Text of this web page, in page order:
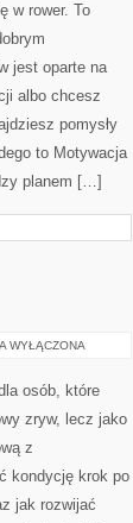
w rower. To
jest oparte na
albo chcesz
pomysły
to Motywacja
planem […]
WYŁĄCZONA
osób, które
zryw, lecz jako
z
kondycję krok po
jak rozwijać